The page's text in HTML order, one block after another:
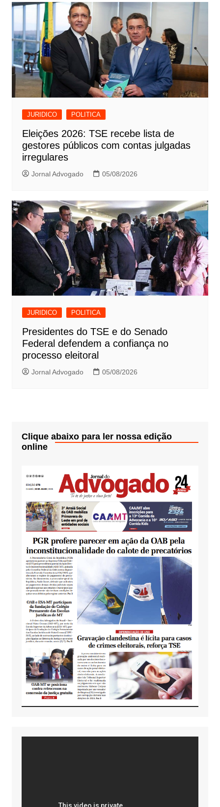
JURIDICO POLITICA
Eleições 2026: TSE recebe lista de
gestores públicos com contas julgadas
irregulares
Jornal Advogado 05/08/2026
JURIDICO POLITICA
Presidentes do TSE e do Senado
Federal defendem a confiança no
processo eleitoral
Jornal Advogado 05/08/2026
Clique abaixo para ler nossa edição
online